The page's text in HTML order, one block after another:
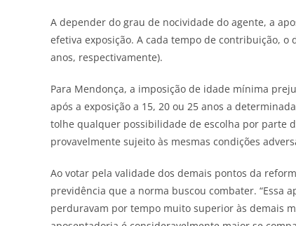
A depender do grau de nocividade do agente, a
efetiva exposição. A cada tempo de contribuição,
anos, respectivamente).
Para Mendonça, a imposição de idade mínima
após a exposição a 15, 20 ou 25 anos a
tolhe qualquer possibilidade de escolha por parte
provavelmente sujeito às mesmas condições
Ao votar pela validade dos demais pontos da
previdência que a norma buscou combater.
perduravam por tempo muito superior às demais